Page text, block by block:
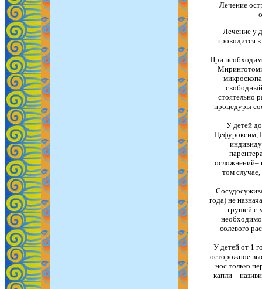
Лечение
Лечение у
проводится
При
свободный
стоятельно
процедуры
У детей
Цефуроксим,
осложнений–
том случае,
года) не
грушей с
солевого
У детей от 1
осторожное
нос только
капли –